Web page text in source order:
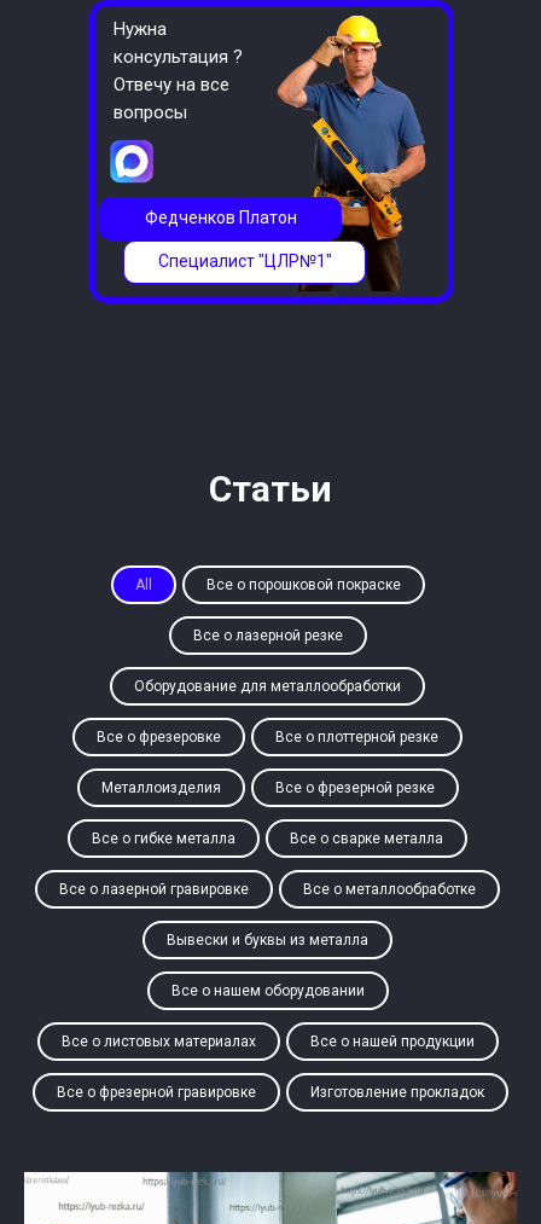
Нужна
консультация ?
Отвечу на все
вопросы
Специалист "ЦЛР№1"
Федченков Платон
Статьи
All Все о порошковой покраске
Все о лазерной резке
Оборудование для металлообработки
Все о фрезеровке Все о плоттерной резке
Металлоизделия Все о фрезерной резке
Все о гибке металла Все о сварке металла
Все о лазерной гравировке Все о металлообработке
Вывески и буквы из металла
Все о нашем оборудовании
Все о листовых материалах Все о нашей продукции
Все о фрезерной гравировке Изготовление прокладок